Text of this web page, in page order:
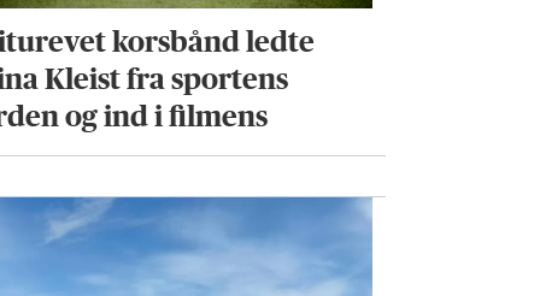
korsbånd ledte
Kleist fra sportens
og ind i filmens